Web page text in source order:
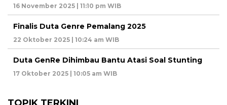
16 November 2025 | 11:10 pm WIB
Finalis Duta Genre Pemalang 2025
22 Oktober 2025 | 10:24 am WIB
Duta GenRe Dihimbau Bantu Atasi Soal Stunting
17 Oktober 2025 | 10:05 am WIB